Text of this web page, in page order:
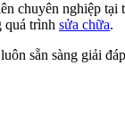
chuyên nghiệp tại
quá trình sửa chữa.
sẵn sàng giải